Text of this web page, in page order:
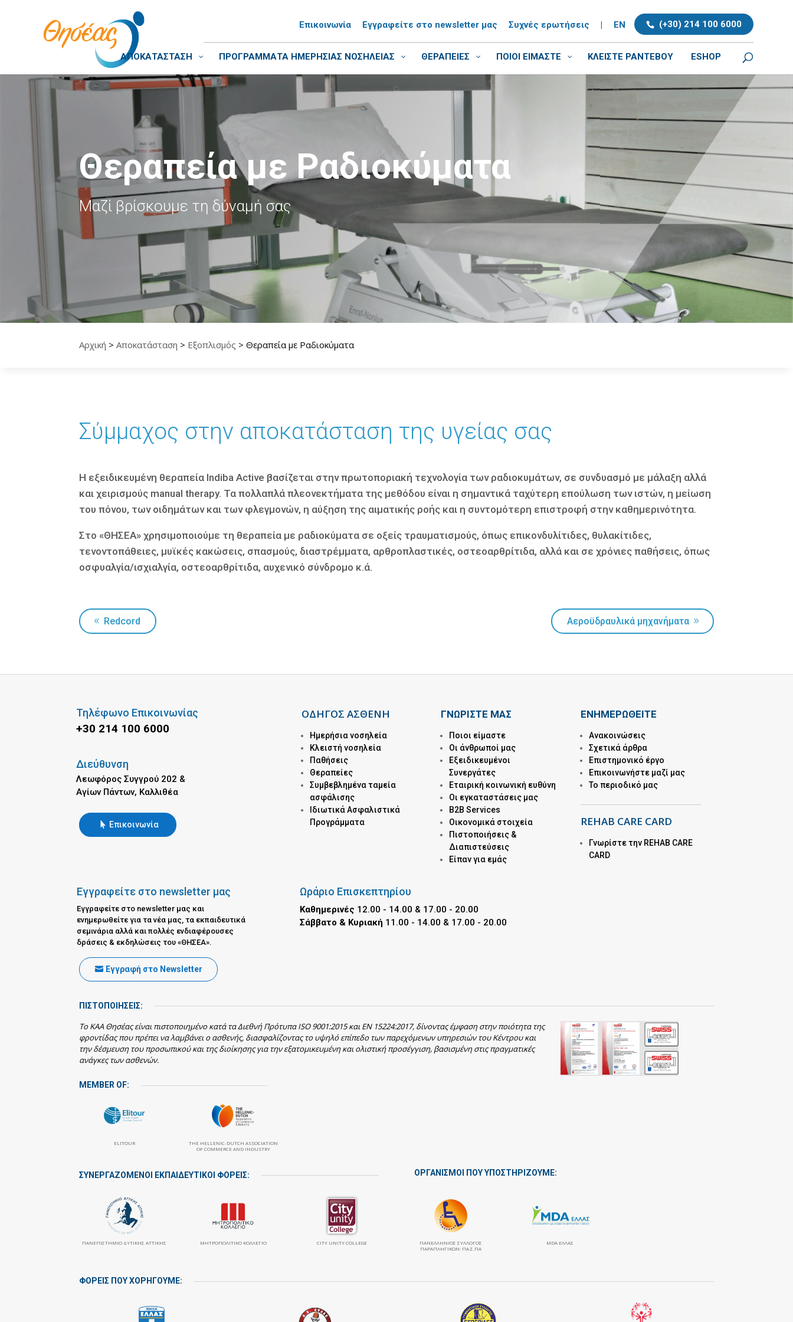
(+30) 214 100 6000
Επικοινωνία Εγγραφείτε στο newsletter μας Συχνές ερωτήσεις | EN
ΑΠΟΚΑΤΑΣΤΑΣΗ ΠΡΟΓΡΑΜΜΑΤΑ ΗΜΕΡΗΣΙΑΣ ΝΟΣΗΛΕΙΑΣ ΘΕΡΑΠΕΙΕΣ ΠΟΙΟΙ ΕΙΜΑΣΤΕ ΚΛΕΊΣΤΕ ΡΑΝΤΕΒΟΎ ESHOP
Θεραπεία με Ραδιοκύματα
Μαζί βρίσκουμε τη δύναμή σας
Αρχική >Αποκατάσταση > Εξοπλισμός >Θεραπεία με Ραδιοκύματα
Σύμμαχος στην αποκατάσταση της υγείας σας
Η εξειδικευμένη θεραπεία Indiba Active βασίζεται στην πρωτοποριακή τεχνολογία των ραδιοκυμάτων, σε συνδυασμό µε μάλαξη αλλά
και χειρισμούς manual therapy. Τα πολλαπλά πλεονεκτήματα της μεθόδου είναι η σημαντικά ταχύτερη επούλωση των ιστών, η µείωση
του πόνου, των οιδημάτων και των φλεγμονών, η αύξηση της αιματικής ροής και η συντομότερη επιστροφή στην καθημερινότητα.
Στο «ΘΗΣΕΑ» χρησιμοποιούμε τη θεραπεία με ραδιοκύματα σε οξείς τραυματισμούς, όπως επικονδυλίτιδες, θυλακίτιδες,
τενοντοπάθειες, µυϊκές κακώσεις, σπασμούς, διαστρέµµατα, αρθροπλαστικές, οστεοαρθρίτιδα, αλλά και σε χρόνιες παθήσεις, όπως
οσφυαλγία/ισχιαλγία, οστεοαρθρίτιδα, αυχενικό σύνδρομο κ.ά.
Redcord Αεροϋδραυλικά μηχανήματα
Τηλέφωνο Επικοινωνίας
+30 214 100 6000
Διεύθυνση
Λεωφόρος Συγγρού 202 &
Αγίων Πάντων, Καλλιθέα
Επικοινωνία
ΟΔΗΓΟΣ ΑΣΘΕΝΗ
Ημερήσια νοσηλεία
Kλειστή νοσηλεία
Παθήσεις
Θεραπείες
Συμβεβλημένα ταμεία
ασφάλισης
Ιδιωτικά Ασφαλιστικά
Προγράμματα
ΓΝΩΡΙΣΤΕ ΜΑΣ
Ποιοι είμαστε
Οι άνθρωποί μας
Εξειδικευμένοι
Συνεργάτες
Εταιρική κοινωνική ευθύνη
Οι εγκαταστάσεις μας
B2B Services
Οικονομικά στοιχεία
Πιστοποιήσεις &
Διαπιστεύσεις
Είπαν για εμάς
ΕΝΗΜΕΡΩΘΕΙΤΕ
Ανακοινώσεις
Σχετικά άρθρα
Επιστημονικό έργο
Επικοινωνήστε μαζί μας
Το περιοδικό μας
REHAB CARE CARD
Γνωρίστε την REHAB CARE
CARD
Εγγραφείτε στο newsletter μας
Εγγραφείτε στο newsletter μας και
ενημερωθείτε για τα νέα μας, τα εκπαιδευτικά
σεμινάρια αλλά και πολλές ενδιαφέρουσες
δράσεις & εκδηλώσεις του «ΘΗΣΕΑ».
Εγγραφή στο Newsletter
Ωράριο Επισκεπτηρίου
Καθημερινές 12.00 - 14.00 & 17.00 - 20.00
Σάββατο & Κυριακή 11.00 - 14.00 & 17.00 - 20.00
ΠΙΣΤΟΠΟΙΗΣΕΙΣ:
Το ΚΑΑ Θησέας είναι πιστοποιημένο κατά τα Διεθνή Πρότυπα ISO 9001:2015 και EN 15224:2017, δίνοντας έμφαση στην ποιότητα της
φροντίδας που πρέπει να λαμβάνει ο ασθενής, διασφαλίζοντας το υψηλό επίπεδο των παρεχόμενων υπηρεσιών του Κέντρου και
την δέσμευση του προσωπικού και της διοίκησης για την εξατομικευμένη και ολιστική προσέγγιση, βασισμένη στις πραγματικές
ανάγκες των ασθενών.
MEMBER OF:
ELITOUR
THE HELLENIC-DUTCH ASSOCIATION
OF COMMERCE AND INDUSTRY
ΣΥΝΕΡΓΑΖΌΜΕΝΟΙ ΕΚΠΑΙΔΕΥΤΙΚΟΊ ΦΟΡΕΊΣ: ΟΡΓΑΝΙΣΜΟΙ ΠΟΥ ΥΠΟΣΤΗΡΙΖΟΥΜΕ:
ΠΑΝΕΠΙΣΤΉΜΙΟ ΔΥΤΙΚΉΣ ΑΤΤΙΚΉΣ ΜΗΤΡΟΠΟΛΙΤΙΚΌ ΚΟΛΛΈΓΙΟ CITY UNITY COLLEGE
ΠΑΝΕΛΛΉΝΙΟΣ ΣΎΛΛΟΓΟΣ
ΠΑΡΑΠΛΗΓΙΚΏΝ: ΠΑ.Σ.ΠΑ
MDA ΕΛΛΑΣ
ΦΟΡΕΙΣ ΠΟΥ ΧΟΡΗΓΟΥΜΕ: